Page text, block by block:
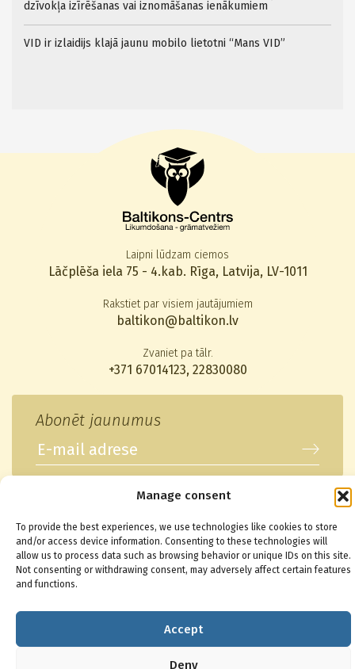
Manage consent
To provide the best experiences, we use technologies like cookies to store
and/or access device information. Consenting to these technologies will
allow us to process data such as browsing behavior or unique IDs on this site.
Not consenting or withdrawing consent, may adversely affect certain features
and functions.
Accept
Deny
dzīvokļa izīrēšanas vai iznomāšanas ienākumiem
VID ir izlaidijs klajā jaunu mobilo lietotni “Mans VID”
Laipni lūdzam ciemos
Lāčplēša iela 75 - 4.kab. Rīga, Latvija, LV-1011
Rakstiet par visiem jautājumiem
baltikon@baltikon.lv
Zvaniet pa tālr.
+371 67014123, 22830080
Abonēt jaunumus